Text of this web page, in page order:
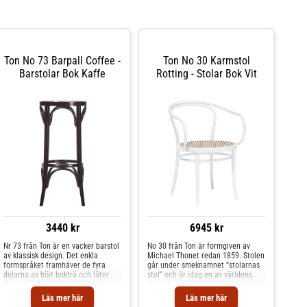
Ton No 73 Barpall Coffee -
Barstolar Bok Kaffe
3440 kr
Läs mer här
Nr 73 från Ton är en vacker barstol
av klassisk design. Det enkla
formspråket framhäver de fyra
delarna av böjt bokträ och låter
dem spela huvudrollen när de
skapar ett samband mellan benen
och sitsen. Finns i flera färger.
Ton No 30 Karmstol
Rotting - Stolar Bok Vit
6945 kr
Läs mer här
No 30 från Ton är formgiven av
Michael Thonet redan 1859. Stolen
går under smeknamnet ”stolarnas
stol” och är idag en av världens
mest omtyckta klassiker. Stolen är
tidlös med mångsidig användning;
den passar lika bra till matbordet,